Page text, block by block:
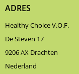
ADRES
Healthy Choice V.O.F.
De Steven 17
9206 AX Drachten
Nederland